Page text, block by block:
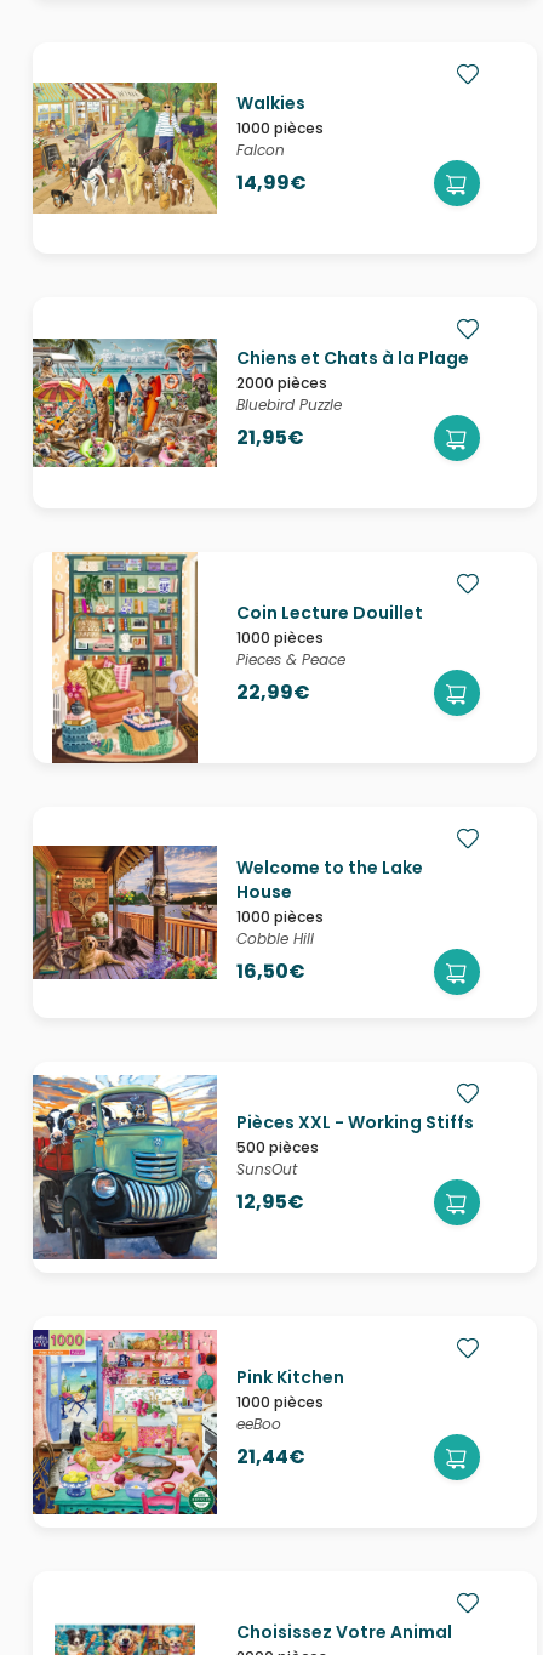
Walkies
1000 pièces
Falcon
14,99€
Chiens et Chats à la Plage
2000 pièces
Bluebird Puzzle
21,95€
Coin Lecture Douillet
1000 pièces
Pieces & Peace
22,99€
Welcome to the Lake
House
1000 pièces
Cobble Hill
16,50€
Pièces XXL - Working Stiffs
500 pièces
SunsOut
12,95€
Pink Kitchen
1000 pièces
eeBoo
21,44€
Choisissez Votre Animal